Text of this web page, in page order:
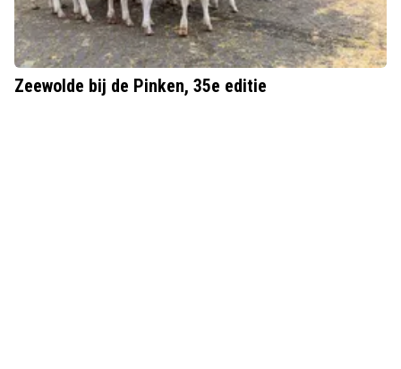
Zeewolde bij de Pinken, 35e editie